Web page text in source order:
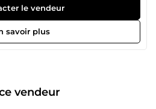
armé et en charpente
dans la conception
afin de garantir sa stabilité, sa
économique. Mes prestations
techniques :** Notes de
coffrage Plans de ferraillage
le vendeur
savoir plus
vendeur